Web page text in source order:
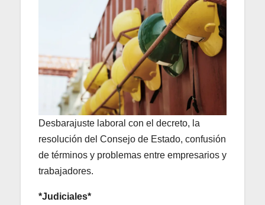
Desbarajuste laboral con el decreto, la
resolución del Consejo de Estado, confusión
de términos y problemas entre empresarios y
trabajadores.
*Judiciales*